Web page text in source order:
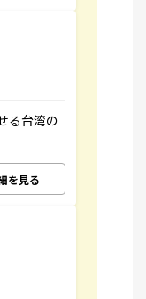
る台湾の
を見る